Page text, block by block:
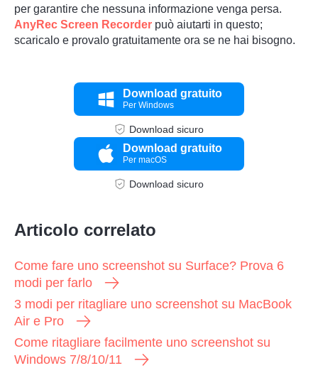
Passo 1.
per garantire che nessuna informazione venga persa.
AnyRec Screen Recorder può aiutarti in questo;
scaricalo e provalo gratuitamente ora se ne hai bisogno.
Download gratuito
Per Windows
Download sicuro
Download gratuito
Per macOS
Download sicuro
Articolo correlato
Come fare uno screenshot su Surface? Prova 6
modi per farlo
3 modi per ritagliare uno screenshot su MacBook
Air e Pro
Come ritagliare facilmente uno screenshot su
Windows 7/8/10/11